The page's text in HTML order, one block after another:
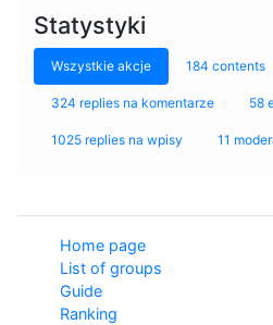
Statystyki
Wszystkie akcje 184 contents
324 replies na komentarze 58
1025 replies na wpisy 11
Home page
List of groups
Guide
Ranking